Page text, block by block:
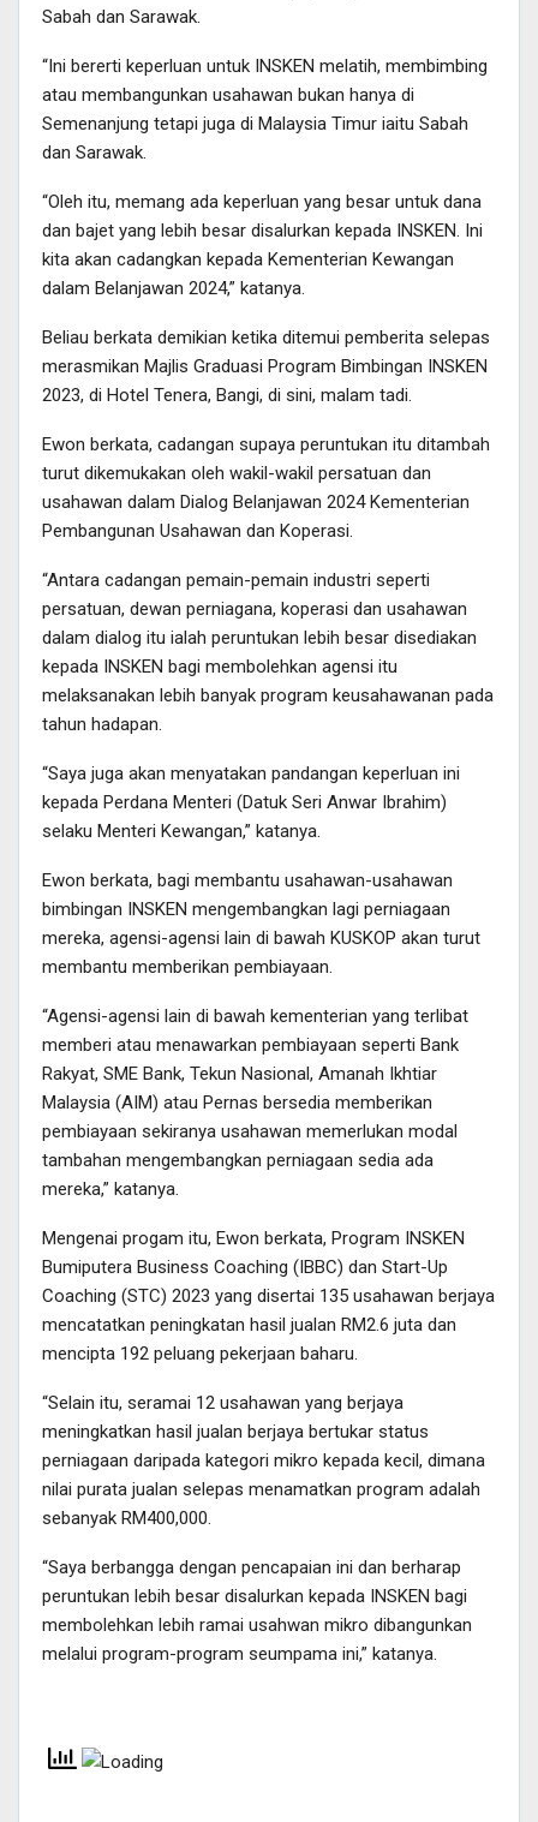
Sabah dan Sarawak.
“Ini bererti keperluan untuk INSKEN melatih, membimbing
atau membangunkan usahawan bukan hanya di
Semenanjung tetapi juga di Malaysia Timur iaitu Sabah
dan Sarawak.
“Oleh itu, memang ada keperluan yang besar untuk dana
dan bajet yang lebih besar disalurkan kepada INSKEN. Ini
kita akan cadangkan kepada Kementerian Kewangan
dalam Belanjawan 2024,” katanya.
Beliau berkata demikian ketika ditemui pemberita selepas
merasmikan Majlis Graduasi Program Bimbingan INSKEN
2023, di Hotel Tenera, Bangi, di sini, malam tadi.
Ewon berkata, cadangan supaya peruntukan itu ditambah
turut dikemukakan oleh wakil-wakil persatuan dan
usahawan dalam Dialog Belanjawan 2024 Kementerian
Pembangunan Usahawan dan Koperasi.
“Antara cadangan pemain-pemain industri seperti
persatuan, dewan perniagana, koperasi dan usahawan
dalam dialog itu ialah peruntukan lebih besar disediakan
kepada INSKEN bagi membolehkan agensi itu
melaksanakan lebih banyak program keusahawanan pada
tahun hadapan.
“Saya juga akan menyatakan pandangan keperluan ini
kepada Perdana Menteri (Datuk Seri Anwar Ibrahim)
selaku Menteri Kewangan,” katanya.
Ewon berkata, bagi membantu usahawan-usahawan
bimbingan INSKEN mengembangkan lagi perniagaan
mereka, agensi-agensi lain di bawah KUSKOP akan turut
membantu memberikan pembiayaan.
“Agensi-agensi lain di bawah kementerian yang terlibat
memberi atau menawarkan pembiayaan seperti Bank
Rakyat, SME Bank, Tekun Nasional, Amanah Ikhtiar
Malaysia (AIM) atau Pernas bersedia memberikan
pembiayaan sekiranya usahawan memerlukan modal
tambahan mengembangkan perniagaan sedia ada
mereka,” katanya.
Mengenai progam itu, Ewon berkata, Program INSKEN
Bumiputera Business Coaching (IBBC) dan Start-Up
Coaching (STC) 2023 yang disertai 135 usahawan berjaya
mencatatkan peningkatan hasil jualan RM2.6 juta dan
mencipta 192 peluang pekerjaan baharu.
“Selain itu, seramai 12 usahawan yang berjaya
meningkatkan hasil jualan berjaya bertukar status
perniagaan daripada kategori mikro kepada kecil, dimana
nilai purata jualan selepas menamatkan program adalah
sebanyak RM400,000.
“Saya berbangga dengan pencapaian ini dan berharap
peruntukan lebih besar disalurkan kepada INSKEN bagi
membolehkan lebih ramai usahwan mikro dibangunkan
melalui program-program seumpama ini,” katanya.